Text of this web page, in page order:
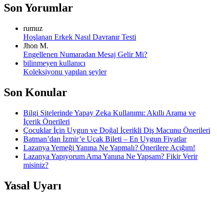
Son Yorumlar
rumuz
Hoşlanan Erkek Nasıl Davranır Testi
Jhon M.
Engellenen Numaradan Mesaj Gelir Mi?
bilinmeyen kullanıcı
Koleksiyonu yapılan şeyler
Son Konular
Bilgi Sitelerinde Yapay Zeka Kullanımı: Akıllı Arama ve
İçerik Önerileri
Çocuklar İçin Uygun ve Doğal İçerikli Diş Macunu Önerileri
Batman’dan İzmir’e Uçak Bileti – En Uygun Fiyatlar
Lazanya Yemeği Yanına Ne Yapmalı? Önerilere Açığım!
Lazanya Yapıyorum Ama Yanına Ne Yapsam? Fikir Verir
misiniz?
Yasal Uyarı